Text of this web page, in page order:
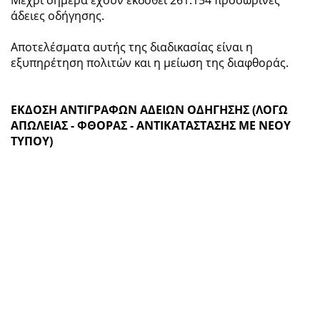
άδειες οδήγησης.
Αποτελέσματα αυτής της διαδικασίας είναι η
εξυπηρέτηση πολιτών και η μείωση της διαφθοράς.
ΕΚΔΟΣΗ ΑΝΤΙΓΡΑΦΩΝ ΑΔΕΙΩΝ ΟΔΗΓΗΣΗΣ (ΛΟΓΩ
ΑΠΩΛΕΙΑΣ - ΦΘΟΡΑΣ - ΑΝΤΙΚΑΤΑΣΤΑΣΗΣ ΜΕ ΝΕΟΥ
ΤΥΠΟΥ)